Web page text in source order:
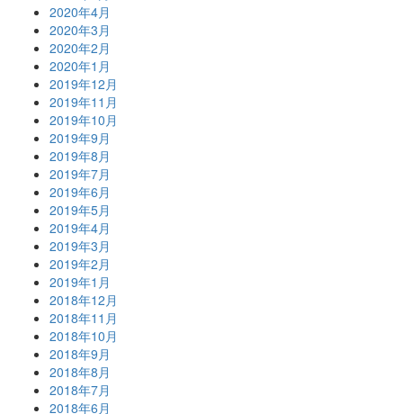
2020年4月
2020年3月
2020年2月
2020年1月
2019年12月
2019年11月
2019年10月
2019年9月
2019年8月
2019年7月
2019年6月
2019年5月
2019年4月
2019年3月
2019年2月
2019年1月
2018年12月
2018年11月
2018年10月
2018年9月
2018年8月
2018年7月
2018年6月